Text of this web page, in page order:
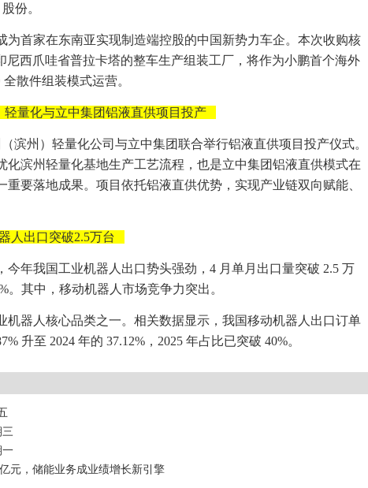
份。
为首家在东南亚实现制造端控股的中国新势力车企。本次收购核
尼西爪哇省普拉卡塔的整车生产组装工厂，将作为小鹏首个海外
散件组装模式运营。
轻量化与立中集团铝液直供项目投产
滨州）轻量化公司与立中集团联合举行铝液直供项目投产仪式。
化滨州轻量化基地生产工艺流程，也是立中集团铝液直供模式在
重要落地成果。项目依托铝液直供优势，实现产业链双向赋能、
人出口突破2.5万台
今年我国工业机器人出口势头强劲，4 月单月出口量突破 2.5 万
。其中，移动机器人市场竞争力突出。
机器人核心品类之一。相关数据显示，我国移动机器人出口订单
升至 2024 年的 37.12%，2025 年占比已突破 40%。
三
一
元，储能业务成业绩增长新引擎